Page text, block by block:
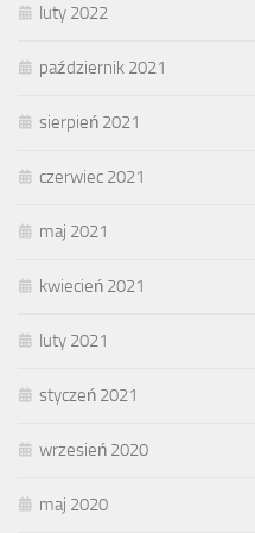
luty 2022
październik 2021
sierpień 2021
czerwiec 2021
maj 2021
kwiecień 2021
luty 2021
styczeń 2021
wrzesień 2020
maj 2020